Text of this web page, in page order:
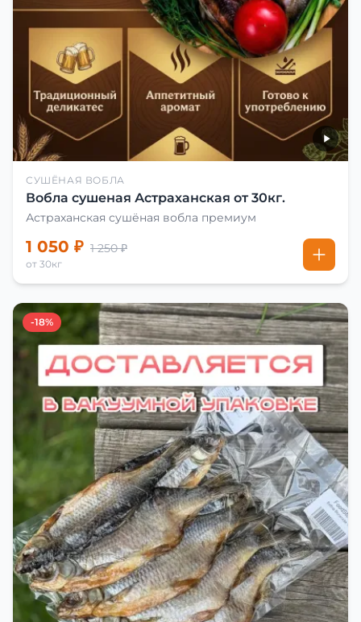
СУШЁНАЯ ВОБЛА
Вобла сушеная Астраханская от 30кг.
Астраханская сушёная вобла премиум
1 050 ₽ 1 250 ₽
от 30кг
-18%